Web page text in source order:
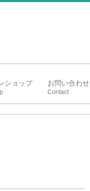
ショップ お問い合わせ